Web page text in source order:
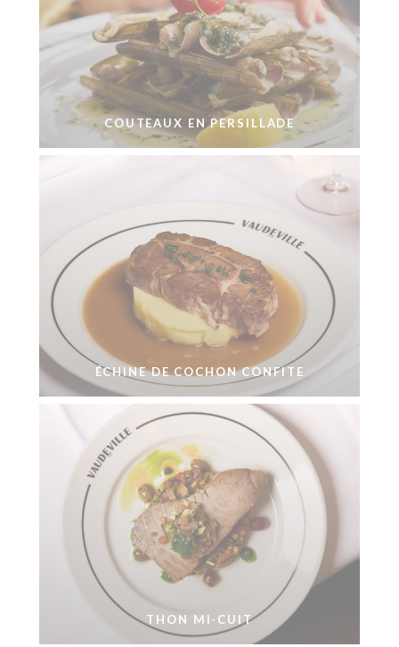
COUTEAUX EN PERSILLADE
ÉCHINE DE COCHON CONFITE
THON MI-CUIT